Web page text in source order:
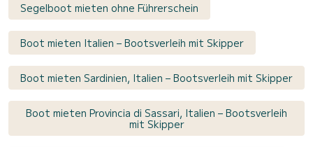
Segelboot mieten ohne Führerschein
Boot mieten Italien – Bootsverleih mit Skipper
Boot mieten Sardinien, Italien – Bootsverleih mit Skipper
Boot mieten Provincia di Sassari, Italien – Bootsverleih
mit Skipper